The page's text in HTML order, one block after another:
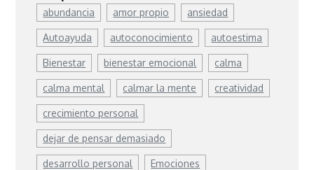
abundancia amor propio ansiedad
Autoayuda autoconocimiento autoestima
Bienestar bienestar emocional calma
calma mental calmar la mente creatividad
crecimiento personal
dejar de pensar demasiado
desarrollo personal Emociones